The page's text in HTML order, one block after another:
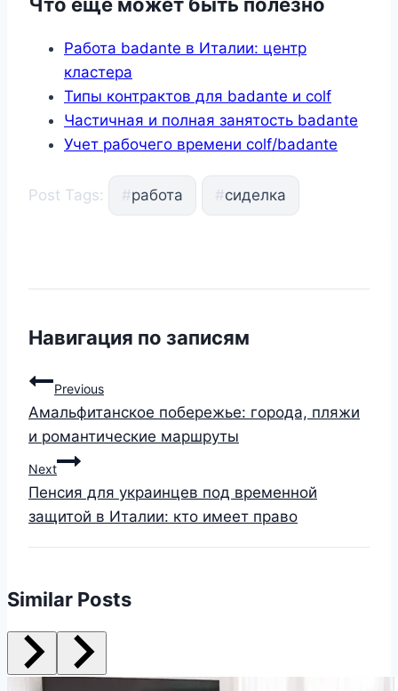
Что ещё может быть полезно
Работа badante в Италии: центр
кластера
Типы контрактов для badante и colf
Частичная и полная занятость badante
Учет рабочего времени colf/badante
Post Tags: #работа #сиделка
Навигация по записям
Previous
Амальфитанское побережье: города, пляжи
и романтические маршруты
Next
Пенсия для украинцев под временной
защитой в Италии: кто имеет право
Similar Posts